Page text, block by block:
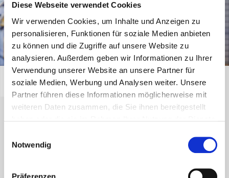
Diese Webseite verwendet Cookies
Wir verwenden Cookies, um Inhalte und Anzeigen zu
personalisieren, Funktionen für soziale Medien anbieten
zu können und die Zugriffe auf unsere Website zu
analysieren. Außerdem geben wir Informationen zu Ihrer
Verwendung unserer Website an unsere Partner für
soziale Medien, Werbung und Analysen weiter. Unsere
Partner führen diese Informationen möglicherweise mit
weiteren Daten zusammen, die Sie ihnen bereitgestellt
Notwendig
Stabil und prozesssicher
Da die Biegeköpfe auf diese Weise auch mit mehreren
Ebenen versehen werden können, ist es möglich,
Der Vorteil eines solchen Roboter-Biegesystems liegt auf